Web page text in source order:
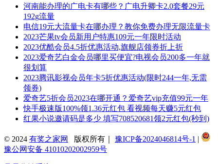
河南能办理的广电卡有哪些？广电升卿卡2.0套餐29元
192g流量
电信19元大流量卡在哪办理？教你免费办理无限流量卡
2023芒果tv会员新用户特惠109元一年限时活动
2023优酷会员4.5折优惠活动,旗舰店领券折上折
2023爱奇艺白金会员哪里买便宜?电视会员200多一年就
很划算
2023腾讯影视会员年卡5折优惠活动(限时244一年,无需
领券)
爱奇艺5折会员2023在哪开通？爱奇艺vip充值99元一年
快手极速版100%领1.36元红包 看视频每天赚5元红包
红果小说邀请码是多少 填写708520681领2元红包(秒到)
© 2024 有奖之家网 版权所有｜ 豫ICP备2024046814号-1 |
豫公网安备 41010202002959号